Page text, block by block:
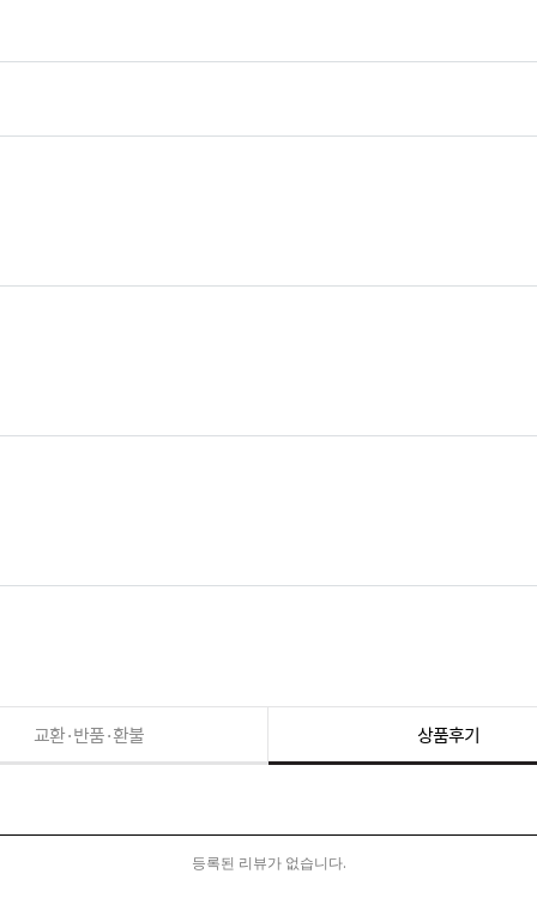
교환·반품·환불 상품후기
등록된 리뷰가 없습니다.